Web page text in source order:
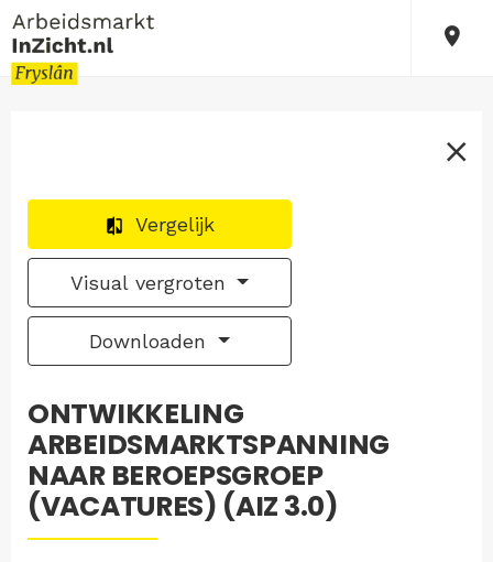
Vergelijk
Visual vergroten
Downloaden
ONTWIKKELING
ARBEIDSMARKTSPANNING
NAAR BEROEPSGROEP
(VACATURES) (AIZ 3.0)